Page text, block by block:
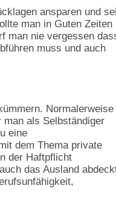
ansparen und
man in Guten Zeiten
man nie vergessen
muss und auch
Normalerweise
als Selbständiger
eine
dem Thema private
der Haftpflicht
das Ausland